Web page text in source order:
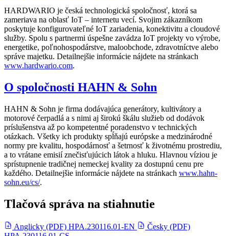
HARDWARIO je česká technologická spoločnosť, ktorá sa
zameriava na oblasť IoT – internetu vecí. Svojim zákazníkom
poskytuje konfigurovateľné IoT zariadenia, konektivitu a cloudové
služby. Spolu s partnermi úspešne zavádza IoT projekty vo výrobe,
energetike, poľnohospodárstve, maloobchode, zdravotníctve alebo
správe majetku. Detailnejšie informácie nájdete na stránkach
www.hardwario.com.
O spoločnosti HAHN & Sohn
HAHN & Sohn je firma dodávajúca generátory, kultivátory a
motorové čerpadlá a s nimi aj širokú škálu služieb od dodávok
príslušenstva až po kompetentné poradenstvo v technických
otázkach. Všetky ich produkty spĺňajú európske a medzinárodné
normy pre kvalitu, hospodárnosť a šetrnosť k životnému prostrediu,
a to vrátane emisií znečisťujúcich látok a hluku. Hlavnou víziou je
sprístupnenie tradičnej nemeckej kvality za dostupnú cenu pre
každého. Detailnejšie informácie nájdete na stránkach www.hahn-
sohn.eu/cs/.
Tlačová správa na stiahnutie
Anglicky (PDF) HPA.230116.01-EN
Česky (PDF)